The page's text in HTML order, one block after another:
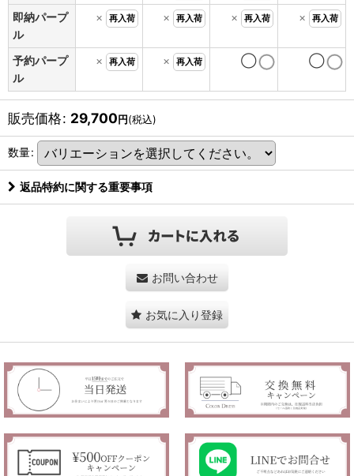
即納パープ
ル
× 再入荷 × 再入荷 × 再入荷 × 再入荷
予約パープ
ル
× 再入荷 × 再入荷 ◯ ◯
販売価格: 29,700円(税込)
数量:
返品特約に関する重要事項
お問い合わせ
お気に入り登録